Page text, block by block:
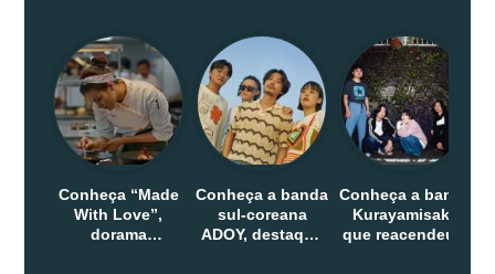
Conheça “Made
With Love”,
dorama
Conheça a banda
sul-coreana
ADOY, destaque
Conheça a banda
Kurayamisaka
que reacendeu o